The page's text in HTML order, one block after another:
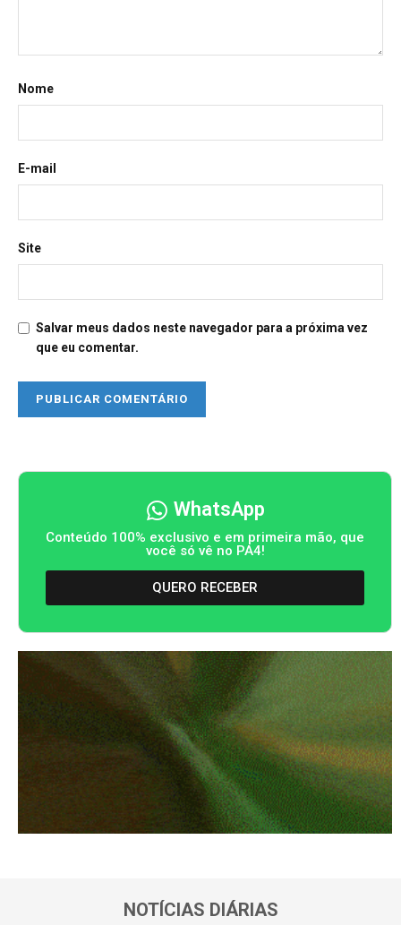
Nome
E-mail
Site
Salvar meus dados neste navegador para a próxima vez
que eu comentar.
WhatsApp
Conteúdo 100% exclusivo e em primeira mão, que
você só vê no PA4!
QUERO RECEBER
NOTÍCIAS DIÁRIAS